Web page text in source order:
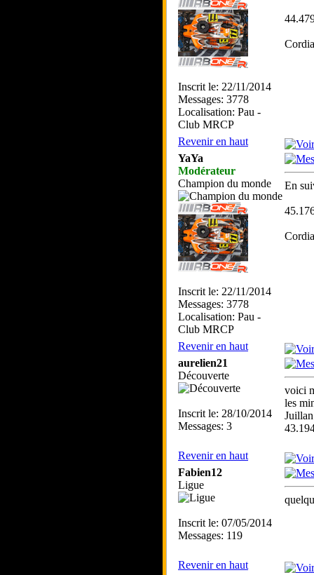
Inscrit le: 22/11/2014
Messages: 3778
Localisation: Pau -
Club MRCP
Revenir en haut
YaYa
Modérateur
Champion du monde
Inscrit le: 22/11/2014
Messages: 3778
Localisation: Pau -
Club MRCP
En
Revenir en haut
aurelien21
Découverte
Inscrit le: 28/10/2014
Messages: 3
voici
les
Revenir en haut
Fabien12
Ligue
Inscrit le: 07/05/2014
Messages: 119
Revenir en haut